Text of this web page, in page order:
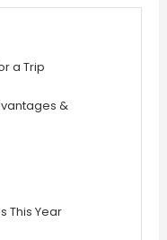
a Trip
&
This Year